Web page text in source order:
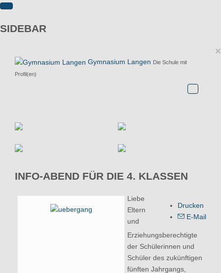
SIDEBAR
×
Gymnasium Langen Die Schule mit
Profil(en)
INFO-ABEND FÜR DIE 4. KLASSEN
Drucken
E-Mail
Liebe
Eltern
und
Erziehungsberechtigte
der Schülerinnen und
Schüler des zukünftigen
fünften Jahrgangs,